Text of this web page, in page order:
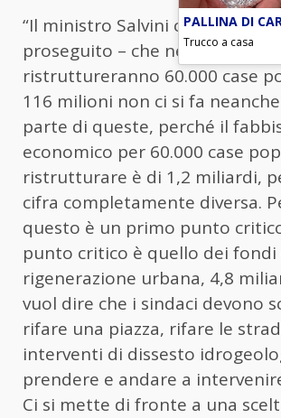
“Il ministro Salvini continua a
proseguito – che nel 2026 si
ristruttureranno 60.000 case
116 milioni non ci si fa
parte di queste, perché il
economico per 60.000 case
ristrutturare è di 1,2 miliardi,
cifra completamente diversa.
questo è un primo punto
punto critico è quello dei fondi
rigenerazione urbana, 4,8
vuol dire che i sindaci devono
rifare una piazza, rifare le
interventi di dissesto
prendere e andare a
Ci si mette di fronte a una
PALLINA DI
Trucco a casa